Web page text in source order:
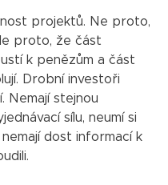
projektů. Ne proto,
proto, že část
k penězům a část
Drobní investoři
Nemají stejnou
sílu, neumí si
dost informací k